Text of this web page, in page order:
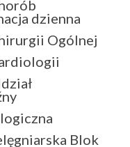
dzienna
Ogólnej
Blok